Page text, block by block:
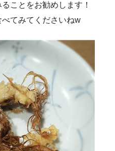
ことをお勧めします！
てみてくださいねw